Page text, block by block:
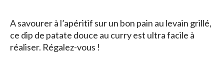
A savourer à l’apéritif sur un bon pain au levain grillé,
ce dip de patate douce au curry est ultra facile à
réaliser. Régalez-vous !